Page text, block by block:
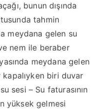
bunun dışında
tahmin
meydana gelen su
nem ile beraber
meydana gelen
kapalıyken biri duvar
sesi – Su faturasının
yüksek gelmesi